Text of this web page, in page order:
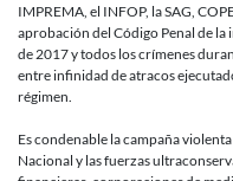
IMPREMA, el INFOP, la SAG,
aprobación del Código Penal de
de 2017 y todos los crímenes
entre infinidad de atracos
régimen.
Es condenable la campaña
Nacional y las fuerzas